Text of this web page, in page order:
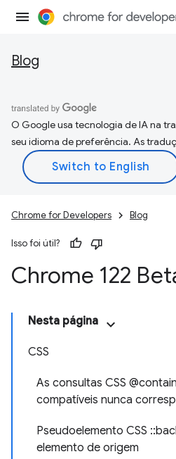
Blog
O Google usa tecnologia de IA na
seu idioma de preferência. As
Chrome for Developers Blog
Isso foi útil?
Chrome 122
Nesta página
CSS
As consultas CSS
compatíveis nunca
Pseudoelemento CSS
elemento de origem